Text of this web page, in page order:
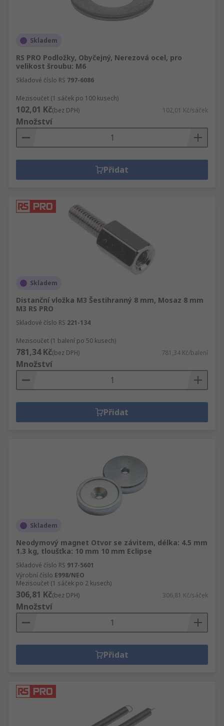
Skladem
RS PRO Podložky, Obyčejný, Nerezová ocel, pro
velikost šroubu: M6
Skladové číslo RS 797-6086
Mezisoučet (1 sáček po 100 kusech)
102,01 Kč(bez DPH) 102,01 Kč/sáček
Množství
Přidat
Skladem
Distanční vložka M3 Šestihranný 8 mm, Mosaz 8 mm
M3 RS PRO
Skladové číslo RS 221-134
Mezisoučet (1 balení po 50 kusech)
781,34 Kč(bez DPH) 781,34 Kč/balení
Množství
Přidat
Skladem
Neodymový magnet Otvor se závitem, délka: 4.5 mm
1.3 kg, tloušťka: 10 mm 10 mm Eclipse
Skladové číslo RS 917-5601
Výrobní číslo E998/NEO
Mezisoučet (1 sáček po 2 kusech)
306,81 Kč(bez DPH) 306,81 Kč/sáček
Množství
Přidat